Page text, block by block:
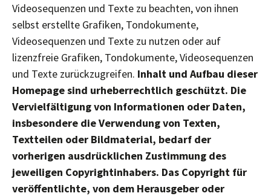
Videosequenzen und Texte zu beachten, von ihnen
selbst erstellte Grafiken, Tondokumente,
Videosequenzen und Texte zu nutzen oder auf
lizenzfreie Grafiken, Tondokumente, Videosequenzen
und Texte zurückzugreifen. Inhalt und Aufbau dieser
Homepage sind urheberrechtlich geschützt. Die
Vervielfältigung von Informationen oder Daten,
insbesondere die Verwendung von Texten,
Textteilen oder Bildmaterial, bedarf der
vorherigen ausdrücklichen Zustimmung des
jeweiligen Copyrightinhabers. Das Copyright für
veröffentlichte, von dem Herausgeber oder